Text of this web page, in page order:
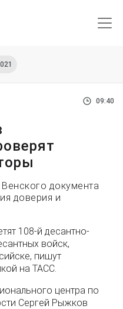
09:40
документа
доверия и
108-й десантно-
войск,
пишут
на ТАСС.
центра по
Сергей Рыжков